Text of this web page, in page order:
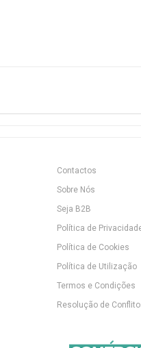
Contactos
Sobre Nós
Seja B2B
Política de
Política de Cookies
Política de Utilização
Termos e Condições
Resolução de